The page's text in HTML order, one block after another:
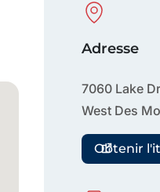
Adresse
7060 Lake Dr
West Des
Obtenir